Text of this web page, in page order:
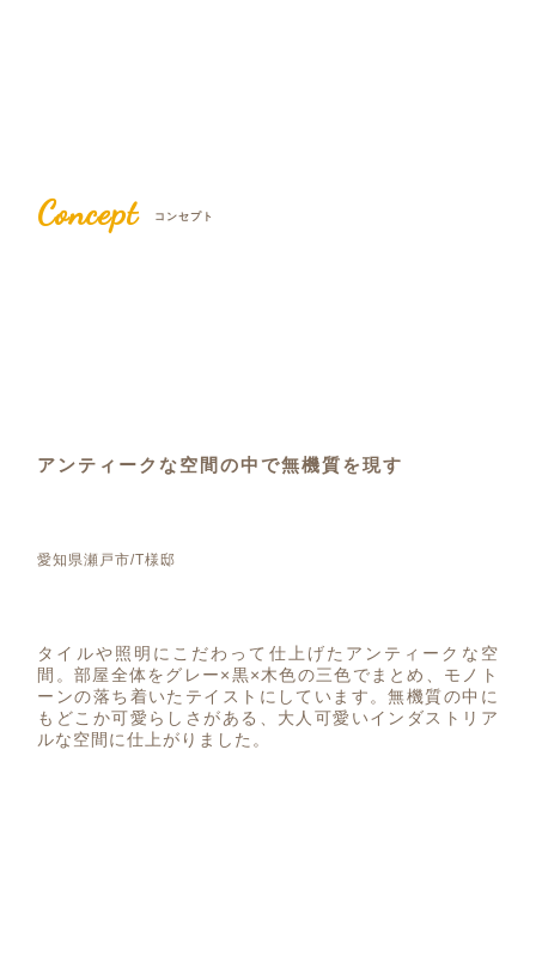
Concept コンセプト
アンティークな空間の中で無機質を現す
愛知県瀬戸市/T様邸
タイルや照明にこだわって仕上げたアンティークな空
間。部屋全体をグレー×黒×木色の三色でまとめ、モノト
ーンの落ち着いたテイストにしています。無機質の中に
もどこか可愛らしさがある、大人可愛いインダストリア
ルな空間に仕上がりました。